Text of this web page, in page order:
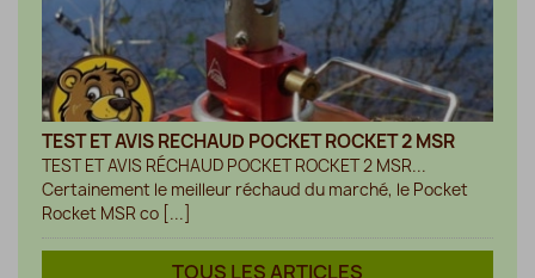
TEST ET AVIS RECHAUD POCKET ROCKET 2 MSR
TEST ET AVIS RÉCHAUD POCKET ROCKET 2 MSR...
Certainement le meilleur réchaud du marché, le Pocket
Rocket MSR co [...]
TOUS LES ARTICLES